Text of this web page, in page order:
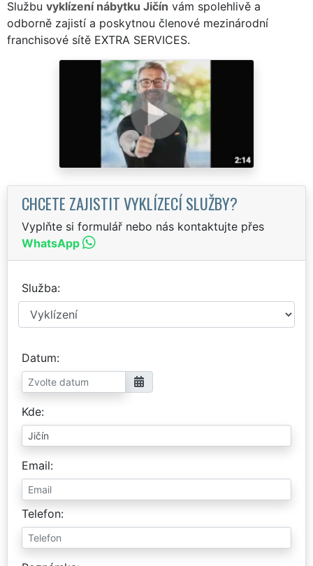
Službu vyklízení nábytku Jičín vám spolehlivě a
odborně zajistí a poskytnou členové mezinárodní
franchisové sítě EXTRA SERVICES.
CHCETE ZAJISTIT VYKLÍZECÍ SLUŽBY?
Vyplňte si formulář nebo nás kontaktujte přes
WhatsApp
Služba
Datum
Kde
Email
Telefon